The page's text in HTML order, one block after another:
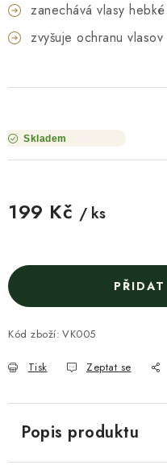
zanechává vlasy
zvyšuje ochranu
Skladem
199 Kč / ks
Kód zboží: VK005
Tisk Zeptat se
Popis produktu